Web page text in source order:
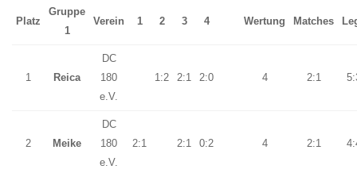
Platz
Gruppe
1
Verein 1 2 3 4 Wertung Matches
1 Reica
DC
180
e.V.
1:2 2:1 2:0 4 2:1
2 Meike
DC
180
e.V.
2:1 2:1 0:2 4 2:1